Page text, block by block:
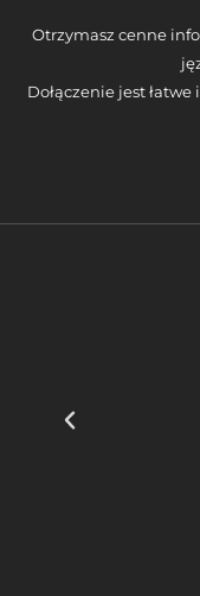
Otrzymasz cenne
Dołączenie jest